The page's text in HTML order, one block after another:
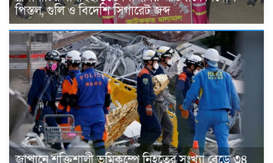
পিস্তল, গুলি ও বিদেশি সিগারেট জব্দ
জাপানে শক্তিশালী ভূমিকম্পে নিহতের সংখ্যা বেড়ে ৩৪